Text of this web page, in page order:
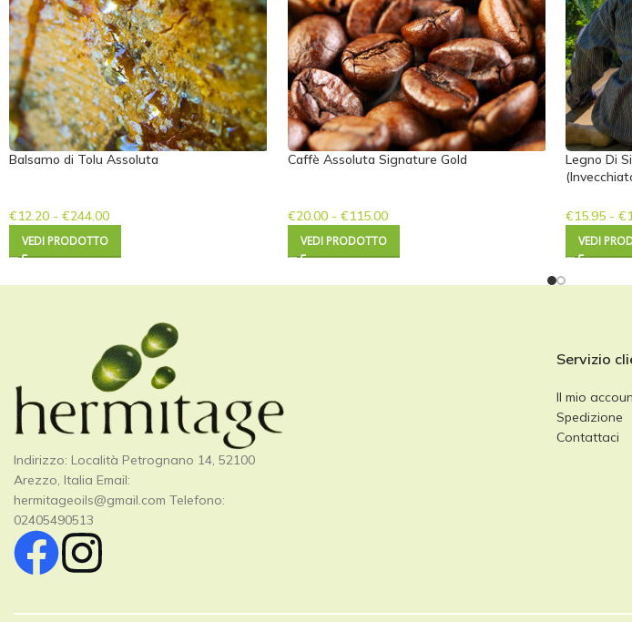
Balsamo di Tolu Assoluta
€12.20 - €244.00
VEDI PRODOTTO
Caffè Assoluta Signature Gold
€20.00 - €115.00
VEDI PRODOTTO
Legno Di
€15.95 - €
VEDI
Indirizzo: Località Petrognano 14, 52100
Arezzo, Italia Email:
hermitageoils@gmail.com Telefono:
02405490513
Servizio
Il mio
Spedizione
Contattaci